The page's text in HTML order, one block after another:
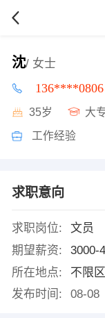
沈/ 女士
136****0806
35岁 大
工作经验
求职意向
求职岗位:
文员
期望薪资:
3000-
所在地点:
不限
发布时间:
08-08